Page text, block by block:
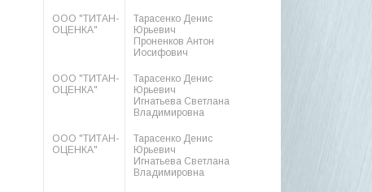
ООО "ТИТАН-
ОЦЕНКА"
Тарасенко Денис
Юрьевич
Проненков Антон
Иосифович
ООО "ТИТАН-
ОЦЕНКА"
Тарасенко Денис
Юрьевич
Игнатьева Светлана
Владимировна
ООО "ТИТАН-
ОЦЕНКА"
Тарасенко Денис
Юрьевич
Игнатьева Светлана
Владимировна